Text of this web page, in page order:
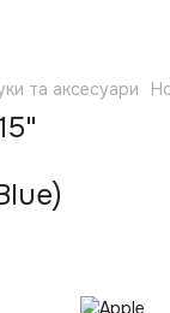
та аксесуари